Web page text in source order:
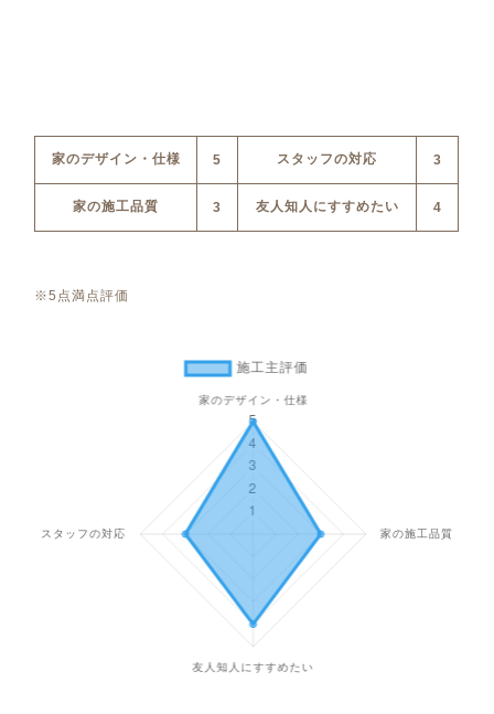
家のデザイン・仕様 5 スタッフの対応 3
家の施工品質 3 友人知人にすすめたい 4
※5点満点評価